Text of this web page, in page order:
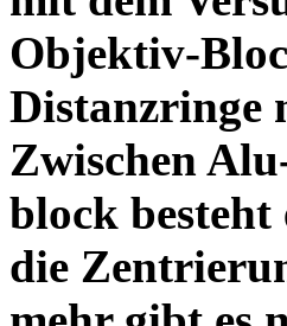
Objektiv-
Distanzringe
Zwischen
block
die